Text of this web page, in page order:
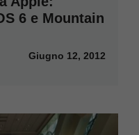
6 e Mountain
Giugno 12, 2012